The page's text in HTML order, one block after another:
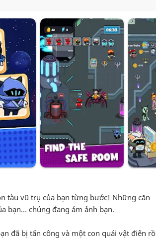
tàu vũ trụ của bạn từng bước! Những căn
bạn… chúng đang ám ảnh bạn.
đã bị tấn công và một con quái vật điên rồ